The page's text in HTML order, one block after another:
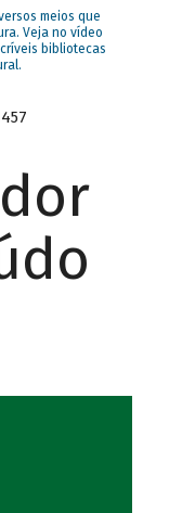
meios que
Veja no vídeo
bibliotecas